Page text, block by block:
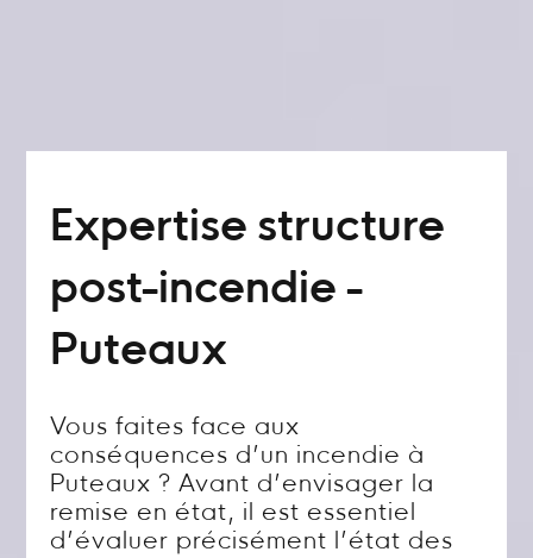
Expertise structure
post-incendie -
Puteaux
Vous faites face aux
conséquences d’un incendie à
Puteaux ? Avant d’envisager la
remise en état, il est essentiel
d’évaluer précisément l’état des